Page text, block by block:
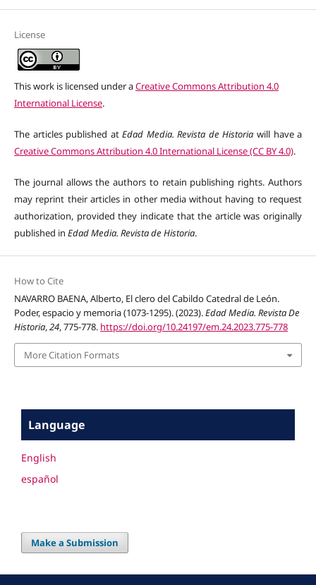
License
This work is licensed under aCreative Commons Attribution 4.0
International License.
The articles published atEdad Media. Revista de Historia will have a
Creative Commons Attribution 4.0 International License (CC BY 4.0).
The journal allows the authors to retain publishing rights. Authors
may reprint their articles in other media without having to request
authorization, provided they indicate that the article was originally
published in Edad Media. Revista de Historia.
How to Cite
NAVARRO BAENA, Alberto, El clero del Cabildo Catedral de León.
Poder, espacio y memoria (1073-1295). (2023).Edad Media. Revista De
Historia,24, 775-778. https://doi.org/10.24197/em.24.2023.775-778
More Citation Formats
Language
English
español
Make a Submission